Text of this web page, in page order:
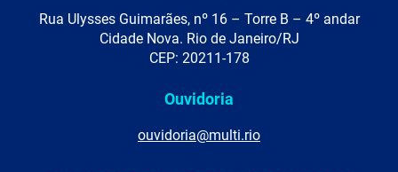
Rua Ulysses Guimarães, nº 16 – Torre B – 4º andar
Cidade Nova. Rio de Janeiro/RJ
CEP: 20211-178
Ouvidoria
ouvidoria@multi.rio